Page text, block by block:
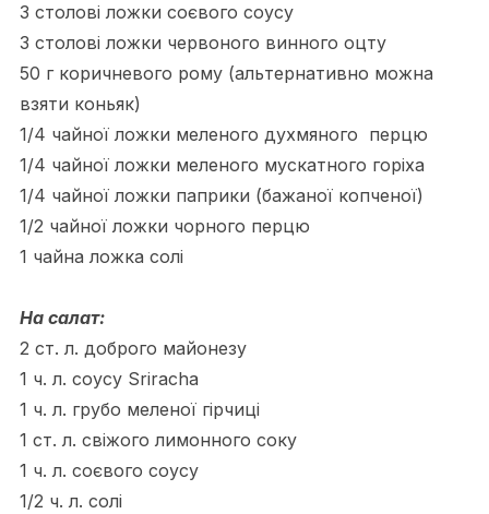
3 столові ложки соєвого соусу
3 столові ложки червоного винного оцту
50 г коричневого рому (альтернативно можна
взяти коньяк)
1/4 чайної ложки меленого духмяного перцю
1/4 чайної ложки меленого мускатного горіха
1/4 чайної ложки паприки (бажаної копченої)
1/2 чайної ложки чорного перцю
1 чайна ложка солі
На салат:
2 ст. л. доброго майонезу
1 ч. л. соусу Sriracha
1 ч. л. грубо меленої гірчиці
1 ст. л. свіжого лимонного соку
1 ч. л. соєвого соусу
1/2 ч. л. солі